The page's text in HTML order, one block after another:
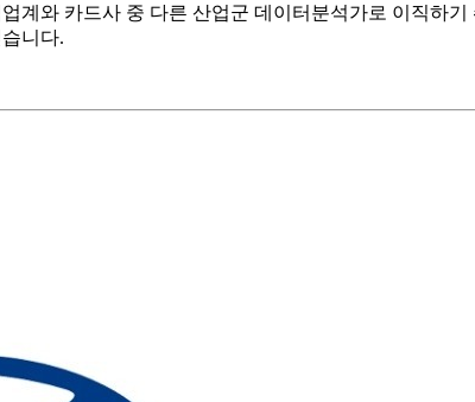
계와 카드사 중 다른 산업군 데이터분석가로 이직하
니다.